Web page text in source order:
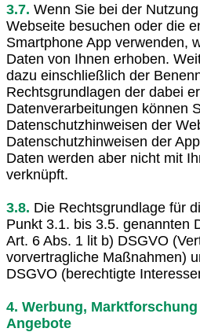
3.7. Wenn Sie bei der
Webseite besuchen oder die
Smartphone App verwenden,
Daten von Ihnen erhoben.
dazu einschließlich der
Rechtsgrundlagen der dabei
Datenverarbeitungen können
Datenschutzhinweisen der
Datenschutzhinweisen der
Daten werden aber nicht mit
verknüpft.
3.8. Die Rechtsgrundlage für
Punkt 3.1. bis 3.5. genannten
Art. 6 Abs. 1 lit b) DSGVO
vorvertragliche Maßnahmen)
DSGVO (berechtigte
4. Werbung,
Angebote